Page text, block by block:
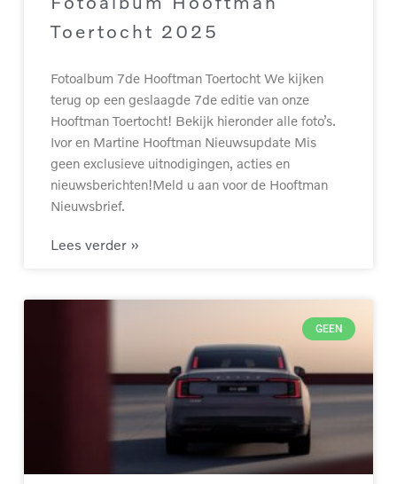
Toertocht 2025
Fotoalbum 7de Hooftman Toertocht We kijken
terug op een geslaagde 7de editie van onze
Hooftman Toertocht! Bekijk hieronder alle foto’s.
Ivor en Martine Hooftman Nieuwsupdate Mis
geen exclusieve uitnodigingen, acties en
nieuwsberichten!Meld u aan voor de Hooftman
Nieuwsbrief.
Lees verder »
GEEN